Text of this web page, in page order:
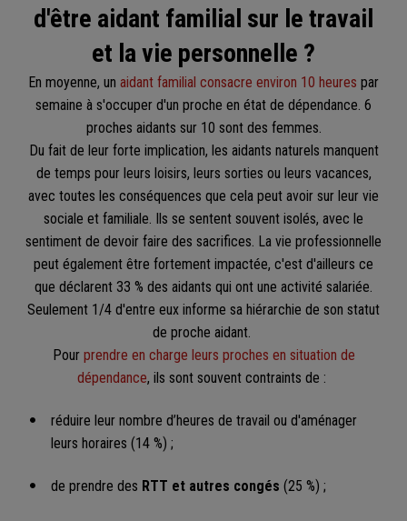
d'être aidant familial sur le travail
et la vie personnelle ?
En moyenne, un aidant familial consacre environ 10 heures par
semaine à s'occuper d'un proche en état de dépendance. 6
proches aidants sur 10 sont des femmes.
Du fait de leur forte implication, les aidants naturels manquent
de temps pour leurs loisirs, leurs sorties ou leurs vacances,
avec toutes les conséquences que cela peut avoir sur leur vie
sociale et familiale. Ils se sentent souvent isolés, avec le
sentiment de devoir faire des sacrifices. La vie professionnelle
peut également être fortement impactée, c'est d'ailleurs ce
que déclarent 33 % des aidants qui ont une activité salariée.
Seulement 1/4 d'entre eux informe sa hiérarchie de son statut
de proche aidant.
Pour prendre en charge leurs proches en situation de
dépendance, ils sont souvent contraints de :
réduire leur nombre d’heures de travail ou d'aménager
leurs horaires (14 %) ;
de prendre des RTT et autres congés (25 %) ;